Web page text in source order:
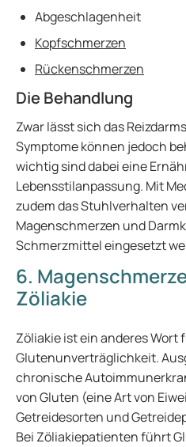
Abgeschlagenheit
Kopfschmerzen
Rückenschmerzen
Die Behandlung
Zwar lässt sich das
Symptome können jedoch
wichtig sind dabei eine
Lebensstilanpassung. Mit
zudem das Stuhlverhalten
Magenschmerzen und
Schmerzmittel eingesetzt
6.
Zöliakie
Zöliakie ist ein anderes Wort
Glutenunverträglichkeit.
chronische
von Gluten (eine Art von
Getreidesorten und
Bei Zöliakiepatienten führt